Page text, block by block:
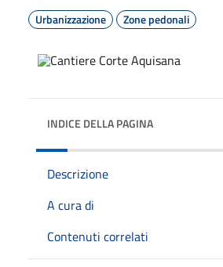
Urbanizzazione
Zone pedonali
INDICE DELLA PAGINA
Descrizione
A cura di
Contenuti correlati